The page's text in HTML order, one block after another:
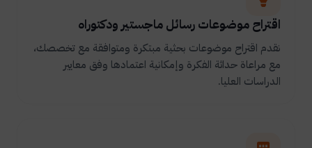
اقتراح موضوعات رسائل ماجستير ودكتوراه
نقدم اقتراح موضوعات بحثية مبتكرة ومتوافقة مع تخصصك،
مع مراعاة حداثة الفكرة وإمكانية اعتمادها وفق معايير
الدراسات العليا.